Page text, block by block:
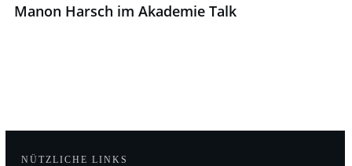
Manon Harsch im Akademie Talk
NÜTZLICHE LINKS